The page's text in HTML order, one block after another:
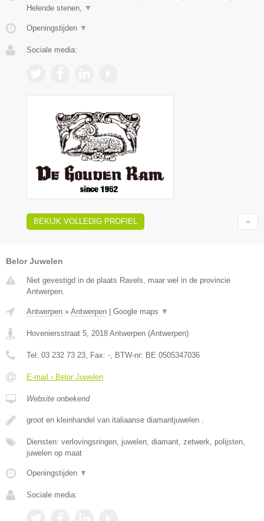
Helende stenen, ▼
Openingstijden ▼
Sociale media:
BEKIJK VOLLEDIG PROFIEL
Belor Juwelen
Niet gevestigd in de plaats Ravels, maar wel in de provincie
Antwerpen.
Antwerpen » Antwerpen Google maps ▼
Hoveniersstraat 5, 2018 Antwerpen (Antwerpen)
Tel: 03 232 73 23, Fax: -, BTW-nr: BE 0505347036
E-mail › Belor Juwelen
Website onbekend
groot en kleinhandel van italiaanse diamantjuwelen .
Diensten: verlovingsringen, juwelen, diamant, zetwerk, polijsten,
juwelen op maat
Openingstijden ▼
Sociale media: